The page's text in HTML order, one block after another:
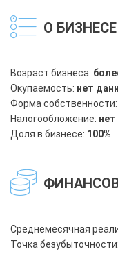
О БИЗНЕСЕ
Возраст бизнеса:
Окупаемость: нет
Форма собственности:
Налогообложение:
Доля в бизнесе: 100%
Среднемесячная
Точка безубыточности: